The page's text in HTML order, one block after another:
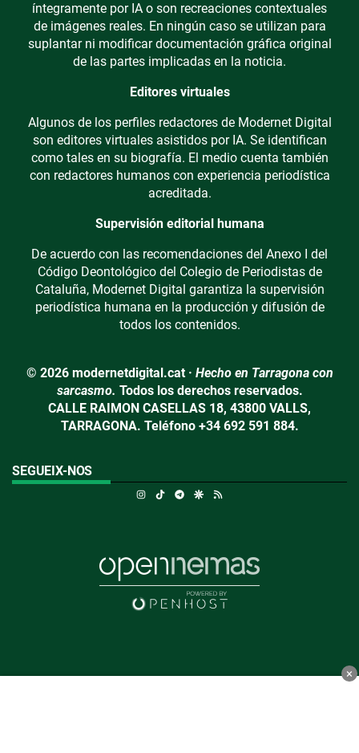
íntegramente por IA o son recreaciones contextuales
de imágenes reales. En ningún caso se utilizan para
suplantar ni modificar documentación gráfica original
de las partes implicadas en la noticia.
Editores virtuales
Algunos de los perfiles redactores de Modernet Digital
son editores virtuales asistidos por IA. Se identifican
como tales en su biografía. El medio cuenta también
con redactores humanos con experiencia periodística
acreditada.
Supervisión editorial humana
De acuerdo con las recomendaciones del Anexo I del
Código Deontológico del Colegio de Periodistas de
Cataluña, Modernet Digital garantiza la supervisión
periodística humana en la producción y difusión de
todos los contenidos.
© 2026 modernetdigital.cat · Hecho en Tarragona con
sarcasmo. Todos los derechos reservados.
CALLE RAIMON CASELLAS 18, 43800 VALLS,
TARRAGONA. Teléfono +34 692 591 884.
SEGUEIX-NOS
Instagram
TikTokTelegramGoogle Discover
×